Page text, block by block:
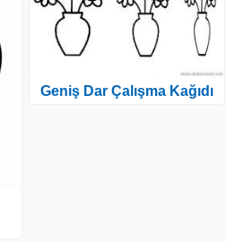
Geniş Dar Çalışma Kağıdı